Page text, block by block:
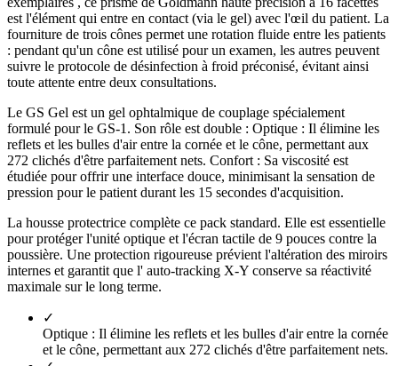
est l'élément qui entre en contact (via le gel) avec l'œil du patient. La
fourniture de trois cônes permet une rotation fluide entre les patients
: pendant qu'un cône est utilisé pour un examen, les autres peuvent
suivre le protocole de désinfection à froid préconisé, évitant ainsi
toute attente entre deux consultations.
Le GS Gel est un gel ophtalmique de couplage spécialement
formulé pour le GS-1. Son rôle est double : Optique : Il élimine les
reflets et les bulles d'air entre la cornée et le cône, permettant aux
272 clichés d'être parfaitement nets. Confort : Sa viscosité est
étudiée pour offrir une interface douce, minimisant la sensation de
pression pour le patient durant les 15 secondes d'acquisition.
La housse protectrice complète ce pack standard. Elle est essentielle
pour protéger l'unité optique et l'écran tactile de 9 pouces contre la
poussière. Une protection rigoureuse prévient l'altération des miroirs
internes et garantit que l' auto-tracking X-Y conserve sa réactivité
maximale sur le long terme.
✓
Optique : Il élimine les reflets et les bulles d'air entre la cornée
et le cône, permettant aux 272 clichés d'être parfaitement nets.